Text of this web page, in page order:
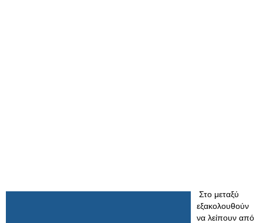
Στο μεταξύ
εξακολουθούν
να λείπουν από